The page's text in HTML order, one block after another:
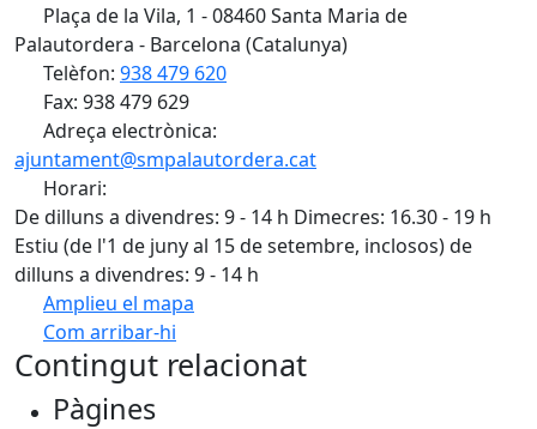
Plaça de la Vila, 1 - 08460 Santa Maria de
Palautordera - Barcelona (Catalunya)
Telèfon: 938 479 620
Fax: 938 479 629
Adreça electrònica:
ajuntament@smpalautordera.cat
Horari:
De dilluns a divendres: 9 - 14 h Dimecres: 16.30 - 19 h
Estiu (de l'1 de juny al 15 de setembre, inclosos) de
dilluns a divendres: 9 - 14 h
Amplieu el mapa
Com arribar-hi
+
Contingut relacionat
Pàgines